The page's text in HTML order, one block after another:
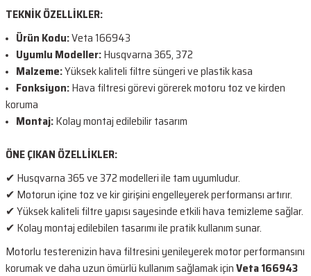
TEKNİK ÖZELLİKLER:
Ürün Kodu:Veta 166943
Uyumlu Modeller:Husqvarna 365, 372
Malzeme:Yüksek kaliteli filtre süngeri ve plastik kasa
Fonksiyon:Hava filtresi görevi görerek motoru toz ve kirden
koruma
Montaj:Kolay montaj edilebilir tasarım
ÖNE ÇIKAN ÖZELLİKLER:
✔ Husqvarna 365 ve 372 modelleri ile tam uyumludur.
✔ Motorun içine toz ve kir girişini engelleyerek performansı artırır.
✔ Yüksek kaliteli filtre yapısı sayesinde etkili hava temizleme sağlar.
✔ Kolay montaj edilebilen tasarımı ile pratik kullanım sunar.
Motorlu testerenizin hava filtresini yenileyerek motor performansını
korumak ve daha uzun ömürlü kullanım sağlamak içinVeta 166943